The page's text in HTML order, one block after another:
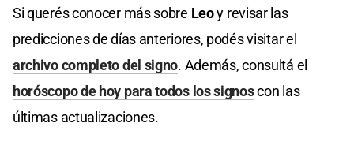
Si querés conocer más sobre Leoy revisar las
predicciones de días anteriores, podés visitar el
archivo completo del signo. Además, consultá el
horóscopo de hoy para todos los signoscon las
últimas actualizaciones.